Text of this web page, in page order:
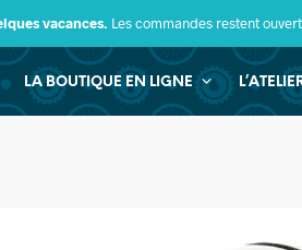
vacances. Les commandes restent
LA BOUTIQUE EN LIGNE